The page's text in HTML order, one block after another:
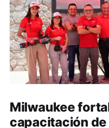
Milwaukee
capacitación